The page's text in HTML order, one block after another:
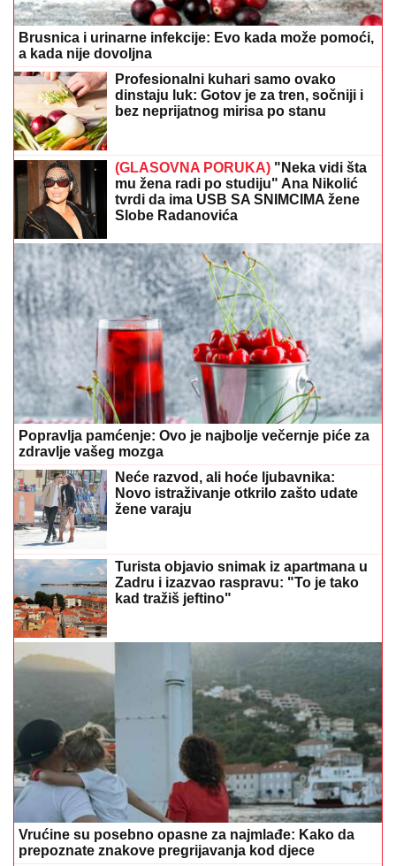
Brusnica i urinarne infekcije: Evo kada može pomoći,
a kada nije dovoljna
Profesionalni kuhari samo ovako
dinstaju luk: Gotov je za tren, sočniji i
bez neprijatnog mirisa po stanu
(GLASOVNA PORUKA) "Neka vidi šta
mu žena radi po studiju" Ana Nikolić
tvrdi da ima USB SA SNIMCIMA žene
Slobe Radanovića
Popravlja pamćenje: Ovo je najbolje večernje piće za
zdravlje vašeg mozga
Neće razvod, ali hoće ljubavnika:
Novo istraživanje otkrilo zašto udate
žene varaju
Turista objavio snimak iz apartmana u
Zadru i izazvao raspravu: "To je tako
kad tražiš jeftino"
Vrućine su posebno opasne za najmlađe: Kako da
prepoznate znakove pregrijavanja kod djece